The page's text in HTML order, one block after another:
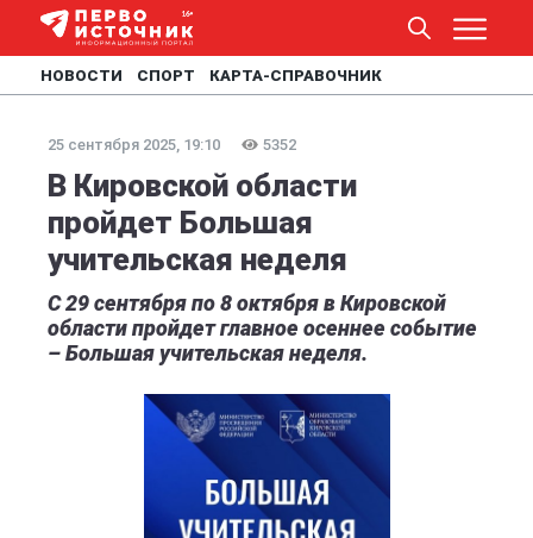
НОВОСТИ СПОРТ КАРТА-СПРАВОЧНИК
25 сентября 2025, 19:10 5352
В Кировской области
пройдет Большая
учительская неделя
С 29 сентября по 8 октября в Кировской
области пройдет главное осеннее событие
– Большая учительская неделя.